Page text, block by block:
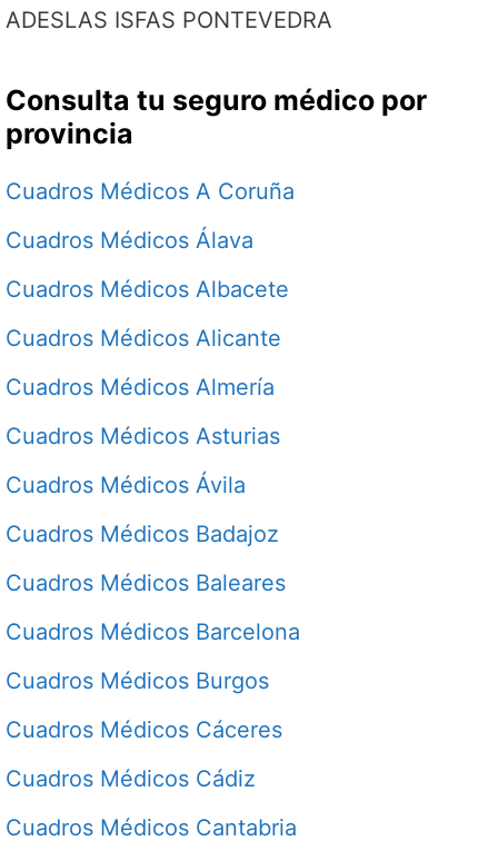
ADESLAS ISFAS PONTEVEDRA
Consulta tu seguro médico por
provincia
Cuadros Médicos A Coruña
Cuadros Médicos Álava
Cuadros Médicos Albacete
Cuadros Médicos Alicante
Cuadros Médicos Almería
Cuadros Médicos Asturias
Cuadros Médicos Ávila
Cuadros Médicos Badajoz
Cuadros Médicos Baleares
Cuadros Médicos Barcelona
Cuadros Médicos Burgos
Cuadros Médicos Cáceres
Cuadros Médicos Cádiz
Cuadros Médicos Cantabria